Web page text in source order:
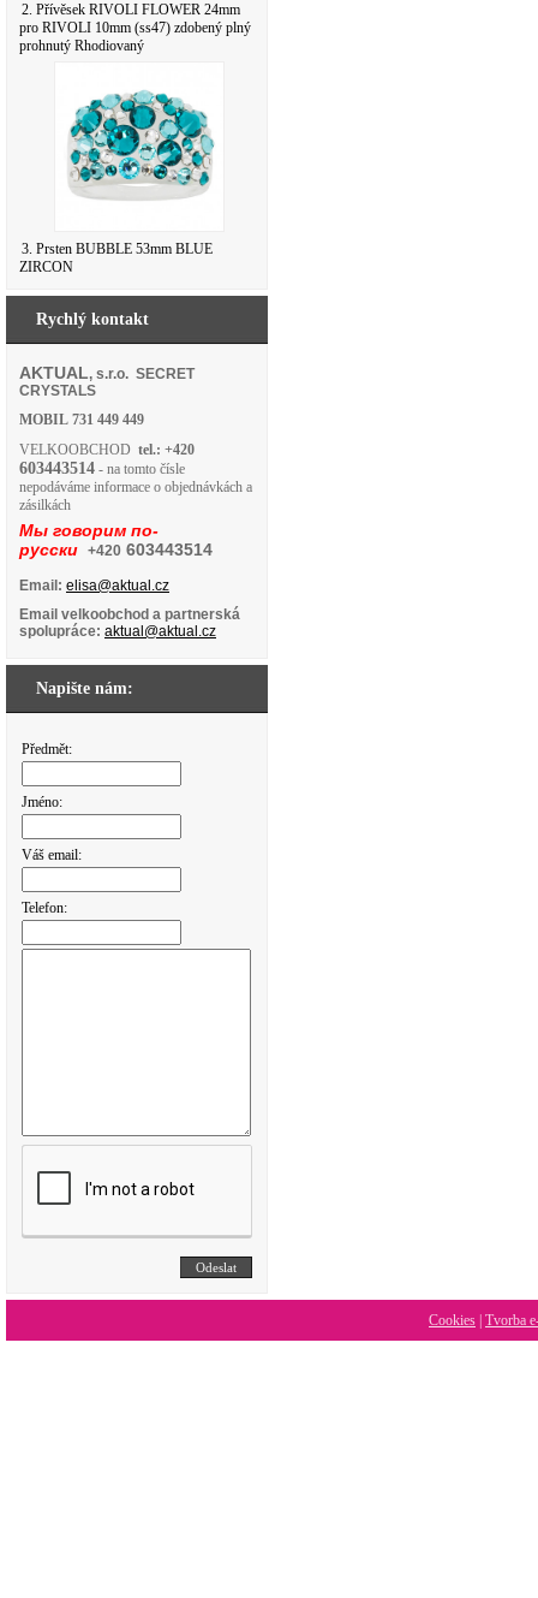
2. Přívěsek RIVOLI FLOWER 24mm
pro RIVOLI 10mm (ss47) zdobený plný
prohnutý Rhodiovaný
3. Prsten BUBBLE 53mm BLUE
ZIRCON
Rychlý kontakt
AKTUAL, s.r.o. SECRET
CRYSTALS
MOBIL 731 449 449
VELKOOBCHOD tel.: +420
603443514 - na tomto čísle
nepodáváme informace o objednávkách a
zásilkách
Мы говорим по-
русски +420 603443514
Email: elisa@aktual.cz
Email velkoobchod a partnerská
spolupráce: aktual@aktual.cz
Napište nám:
Předmět:
Jméno:
Váš email:
Telefon:
Cookies Tvorba